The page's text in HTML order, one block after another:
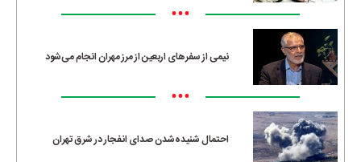
•••
نیمی از سفرهای اربعین از مرز مهران انجام می‌شود
•••
احتمال شنیده‌شدن صدای انفجار در شرق تهران